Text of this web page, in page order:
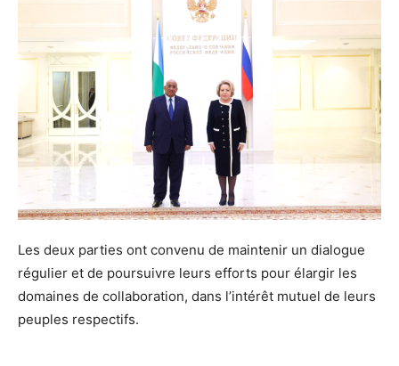
Les deux parties ont convenu de maintenir un dialogue
régulier et de poursuivre leurs efforts pour élargir les
domaines de collaboration, dans l’intérêt mutuel de leurs
peuples respectifs.